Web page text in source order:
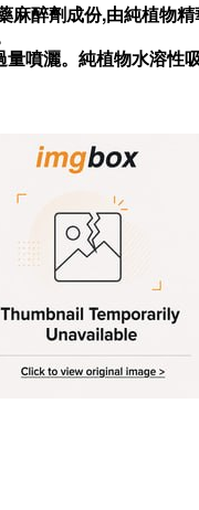
麻醉劑成份,由純植物
量噴灑。純植物水溶性